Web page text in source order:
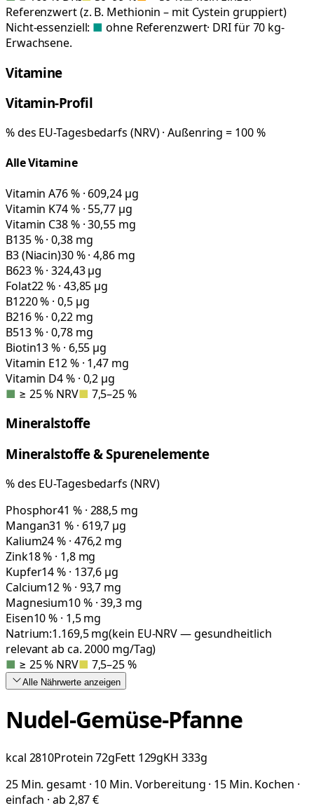
Referenzwert (z. B. Methionin – mit Cystein gruppiert)
Nicht-essenziell: ■ ohne Referenzwert· DRI für 70 kg-
Erwachsene.
Vitamine
Vitamin-Profil
% des EU-Tagesbedarfs (NRV) · Außenring = 100 %
Alle Vitamine
Vitamin A76 % · 609,24 µg
Vitamin K74 % · 55,77 µg
Vitamin C38 % · 30,55 mg
B135 % · 0,38 mg
B3 (Niacin)30 % · 4,86 mg
B623 % · 324,43 µg
Folat22 % · 43,85 µg
B1220 % · 0,5 µg
B216 % · 0,22 mg
B513 % · 0,78 mg
Biotin13 % · 6,55 µg
Vitamin E12 % · 1,47 mg
Vitamin D4 % · 0,2 µg
■ ≥ 25 % NRV■ 7,5–25 %
Mineralstoffe
Mineralstoffe & Spurenelemente
% des EU-Tagesbedarfs (NRV)
Phosphor41 % · 288,5 mg
Mangan31 % · 619,7 µg
Kalium24 % · 476,2 mg
Zink18 % · 1,8 mg
Kupfer14 % · 137,6 µg
Calcium12 % · 93,7 mg
Magnesium10 % · 39,3 mg
Eisen10 % · 1,5 mg
Natrium:1.169,5mg(kein EU-NRV — gesundheitlich
relevant ab ca. 2000 mg/Tag)
■ ≥ 25 % NRV■ 7,5–25 %
Alle Nährwerte anzeigen
Nudel-Gemüse-Pfanne
kcal 2810Protein72gFett 129gKH 333g
25 Min. gesamt · 10 Min. Vorbereitung · 15 Min. Kochen ·
einfach · ab 2,87 €